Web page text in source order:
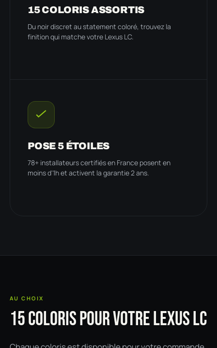
15 COLORIS ASSORTIS
Du noir discret au statement coloré, trouvez la
finition qui matche votre Lexus LC.
POSE 5 ÉTOILES
78+ installateurs certifiés en France posent en
moins d'1h et activent la garantie 2 ans.
AU CHOIX
15 COLORIS POUR VOTRE LEXUS LC